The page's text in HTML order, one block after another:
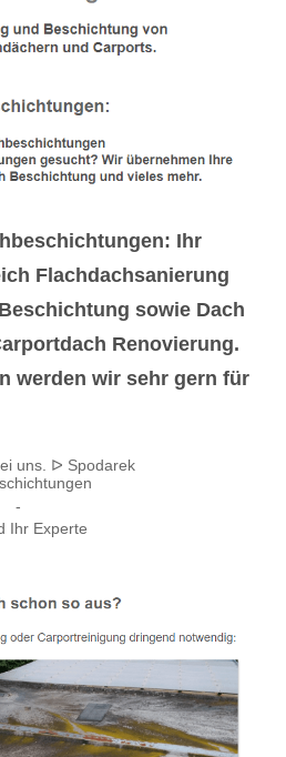
Ihr
Flachdachsanierung
sowie Dach
Renovierung.
werden wir sehr gern für
uns. ᐅ Spodarek
-
Ihr Experte